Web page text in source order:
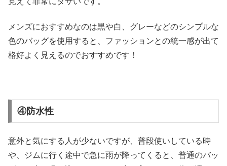
メンズにおすすめなのは黒や白、グレーなどのシンプルな
色のバッグを使用すると、ファッションとの統一感が出て
格好よく見えるのでおすすめです！
④防水性
意外と気にする人が少ないですが、普段使いしている時
や、ジムに行く途中で急に雨が降ってくると、普通のバッ